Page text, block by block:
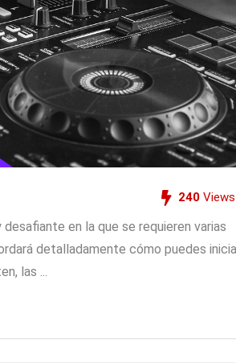
240 Views
en la que se requieren varias
detalladamente cómo puedes
las ...